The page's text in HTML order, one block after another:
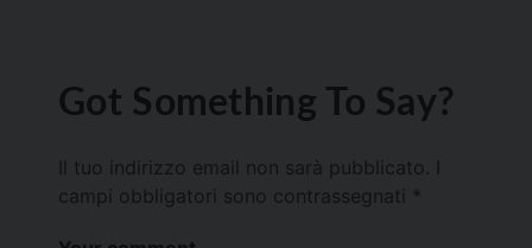
Got Something To Say?
Il tuo indirizzo email non sarà pubblicato.
campi obbligatori sono contrassegnati *